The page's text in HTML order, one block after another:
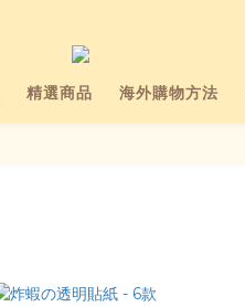
精選商品 海外購物方法